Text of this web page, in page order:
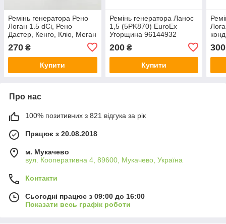
Ремінь генератора Рено
Логан 1.5 dCi, Рено
Дастер, Кенго, Кліо, Меган
Угорщина 8200243021
270 ₴
Купити
Ремінь генератора Ланос
1,5 (5PK870) EuroEx
Угорщина 96144932
200₴
Купити
300
Про нас
100% позитивних з 821 відгука за рік
Працює з 20.08.2018
м. Мукачево
вул. Кооперативна 4, 89600, Мукачево, Україна
Контакти
Сьогодні працює з 09:00 до 16:00
Показати весь графік роботи